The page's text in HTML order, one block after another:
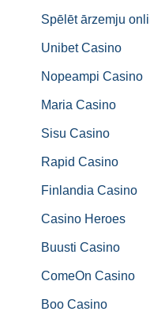
Spēlēt ārzemju
Unibet Casino
Nopeampi Casino
Maria Casino
Sisu Casino
Rapid Casino
Finlandia Casino
Casino Heroes
Buusti Casino
ComeOn Casino
Boo Casino